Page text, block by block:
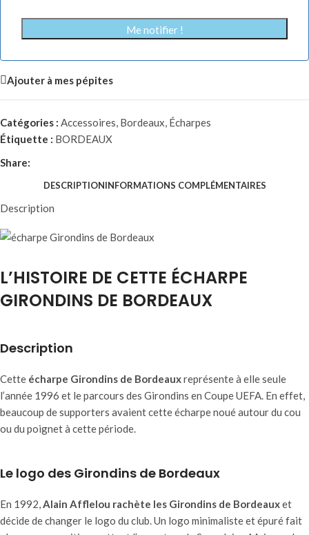
Me notifier !
Ajouter à mes pépites
Catégories : Accessoires, Bordeaux, Écharpes
Étiquette : BORDEAUX
Share:
DESCRIPTIONINFORMATIONS COMPLÉMENTAIRES
Description
L’HISTOIRE DE CETTE ÉCHARPE
GIRONDINS DE BORDEAUX
Description
Cette écharpe Girondins de Bordeauxreprésente à elle seule
l’année 1996 et le parcours des Girondins en Coupe UEFA. En effet,
beaucoup de supporters avaient cette écharpe noué autour du cou
ou du poignet à cette période.
Le logo des Girondins de Bordeaux
En 1992,Alain Afflelou rachète les Girondins de Bordeauxet
décide de changer le logo du club. Un logo minimaliste et épuré fait